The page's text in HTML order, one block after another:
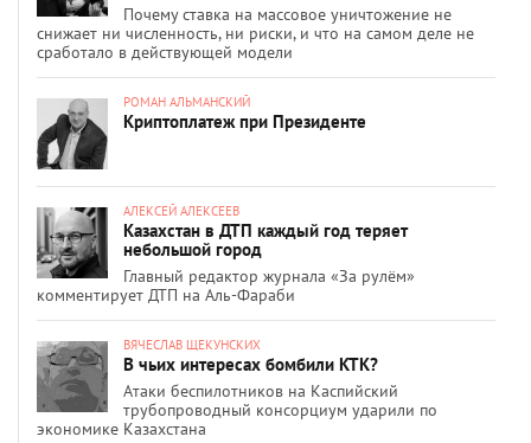
Почему ставка на массовое уничтожение не
снижает ни численность, ни риски, и что на самом деле не
сработало в действующей модели
РОМАН АЛЬМАНСКИЙ
Криптоплатеж при Президенте
АЛЕКСЕЙ АЛЕКСЕЕВ
Казахстан в ДТП каждый год теряет
небольшой город
Главный редактор журнала «За рулём»
комментирует ДТП на Аль-Фараби
ВЯЧЕСЛАВ ЩЕКУНСКИХ
В чьих интересах бомбили КТК?
Атаки беспилотников на Каспийский
трубопроводный консорциум ударили по
экономике Казахстана